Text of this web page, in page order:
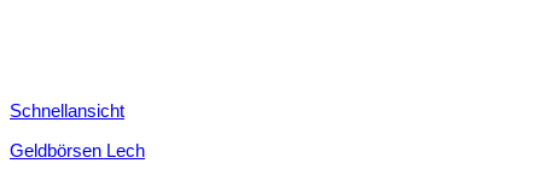
Schnellansicht
Geldbörsen Lech